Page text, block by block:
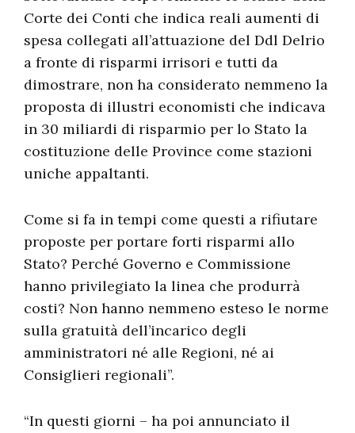
Corte dei Conti che indica reali aumenti di
spesa collegati all’attuazione del Ddl Delrio
a fronte di risparmi irrisori e tutti da
dimostrare, non ha considerato nemmeno la
proposta di illustri economisti che indicava
in 30 miliardi di risparmio per lo Stato la
costituzione delle Province come stazioni
uniche appaltanti.
Come si fa in tempi come questi a rifiutare
proposte per portare forti risparmi allo
Stato? Perché Governo e Commissione
hanno privilegiato la linea che produrrà
costi? Non hanno nemmeno esteso le norme
sulla gratuità dell’incarico degli
amministratori né alle Regioni, né ai
Consiglieri regionali”.
“In questi giorni – ha poi annunciato il